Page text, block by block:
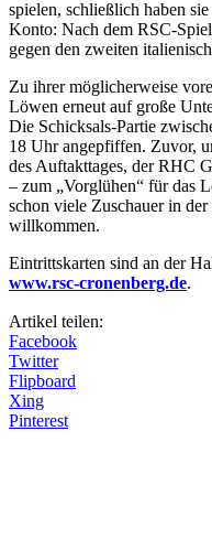
spielen, schließlich haben
Konto: Nach dem RSC-
gegen den zweiten
Zu ihrer möglicherweise
Löwen erneut auf große
Die Schicksals-Partie
18 Uhr angepfiffen. Zuvor,
des Auftakttages, der RHC
– zum „Vorglühen“ für das
schon viele Zuschauer in
willkommen.
Eintrittskarten sind an der
www.rsc-cronenberg.de.
Artikel teilen:
Facebook
Twitter
Flipboard
Xing
Pinterest